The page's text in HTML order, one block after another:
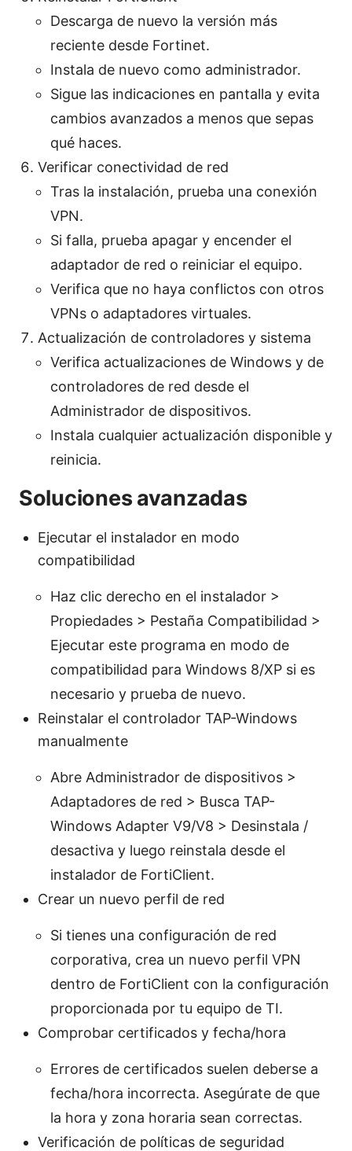
Descarga de nuevo la versión más
reciente desde Fortinet.
Instala de nuevo como administrador.
Sigue las indicaciones en pantalla y evita
cambios avanzados a menos que sepas
qué haces.
Verificar conectividad de red
Tras la instalación, prueba una conexión
VPN.
Si falla, prueba apagar y encender el
adaptador de red o reiniciar el equipo.
Verifica que no haya conflictos con otros
VPNs o adaptadores virtuales.
Actualización de controladores y sistema
Verifica actualizaciones de Windows y de
controladores de red desde el
Administrador de dispositivos.
Instala cualquier actualización disponible y
reinicia.
Soluciones avanzadas
Ejecutar el instalador en modo
compatibilidad
Haz clic derecho en el instalador >
Propiedades > Pestaña Compatibilidad >
Ejecutar este programa en modo de
compatibilidad para Windows 8/XP si es
necesario y prueba de nuevo.
Reinstalar el controlador TAP-Windows
manualmente
Abre Administrador de dispositivos >
Adaptadores de red > Busca TAP-
Windows Adapter V9/V8 > Desinstala /
desactiva y luego reinstala desde el
instalador de FortiClient.
Crear un nuevo perfil de red
Si tienes una configuración de red
corporativa, crea un nuevo perfil VPN
dentro de FortiClient con la configuración
proporcionada por tu equipo de TI.
Comprobar certificados y fecha/hora
Errores de certificados suelen deberse a
fecha/hora incorrecta. Asegúrate de que
la hora y zona horaria sean correctas.
Verificación de políticas de seguridad